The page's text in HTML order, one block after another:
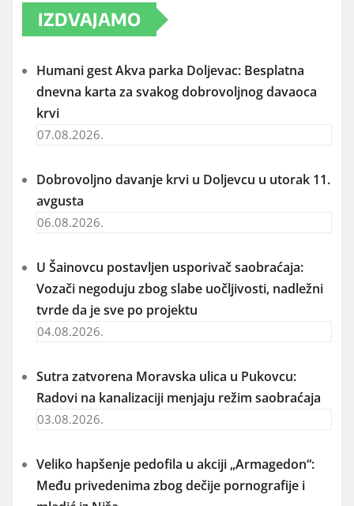
IZDVAJAMO
Humani gest Akva parka Doljevac: Besplatna
dnevna karta za svakog dobrovoljnog davaoca
krvi
07.08.2026.
Dobrovoljno davanje krvi u Doljevcu u utorak 11.
avgusta
06.08.2026.
U Šainovcu postavljen usporivač saobraćaja:
Vozači negoduju zbog slabe uočljivosti, nadležni
tvrde da je sve po projektu
04.08.2026.
Sutra zatvorena Moravska ulica u Pukovcu:
Radovi na kanalizaciji menjaju režim saobraćaja
03.08.2026.
Veliko hapšenje pedofila u akciji „Armagedon“:
Među privedenima zbog dečije pornografije i